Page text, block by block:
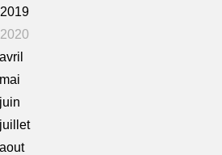
avril
mai
juin
juillet
aout